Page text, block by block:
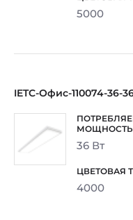
5000
IETC-Офис-110074-36-
36 Вт
4000